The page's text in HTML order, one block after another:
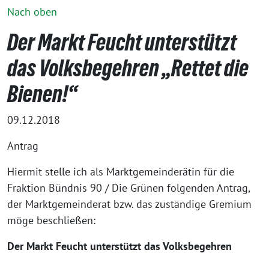
Nach oben
Der Markt Feucht unterstützt
das Volksbegehren „Rettet die
Bienen!“
09.12.2018
Antrag
Hiermit stelle ich als Marktgemeinderätin für die
Fraktion Bündnis 90 / Die Grünen folgenden Antrag,
der Marktgemeinderat bzw. das zuständige Gremium
möge beschließen:
Der Markt Feucht unterstützt das Volksbegehren